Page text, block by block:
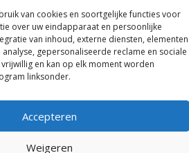
van cookies en soortgelijke functies voor
over uw eindapparaat en persoonlijke
van inhoud, externe diensten, elementen
gepersonaliseerde reclame en sociale
en kan op elk moment worden
linksonder.
Accepteren
Weigeren
UithoornenDe Kwakel.
Contact
Andere uitgaven
Bezorgklacht
Vacatures
Voorwaarden
Privacyverklaring